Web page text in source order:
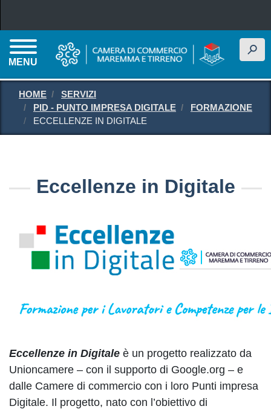
MENU
h
HOME
SERVIZI
PID - PUNTO IMPRESA DIGITALE
FORMAZIONE
ECCELLENZE IN DIGITALE
Eccellenze in Digitale
Eccellenze in Digitale è un progetto realizzato da
Unioncamere – con il supporto di Google.org – e
dalle Camere di commercio con i loro Punti impresa
Digitale. Il progetto, nato con l’obiettivo di